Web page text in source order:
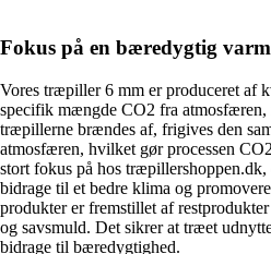
Fokus på en bæredygtig
Vores træpiller 6 mm er produceret af
specifik mængde CO2 fra atmosfæren,
træpillerne brændes af, frigives den
atmosfæren, hvilket gør processen
stort fokus på hos
bidrage til et bedre klima og
produkter er fremstillet af
og savsmuld. Det sikrer at træet
bidrage til bæredygtighed.